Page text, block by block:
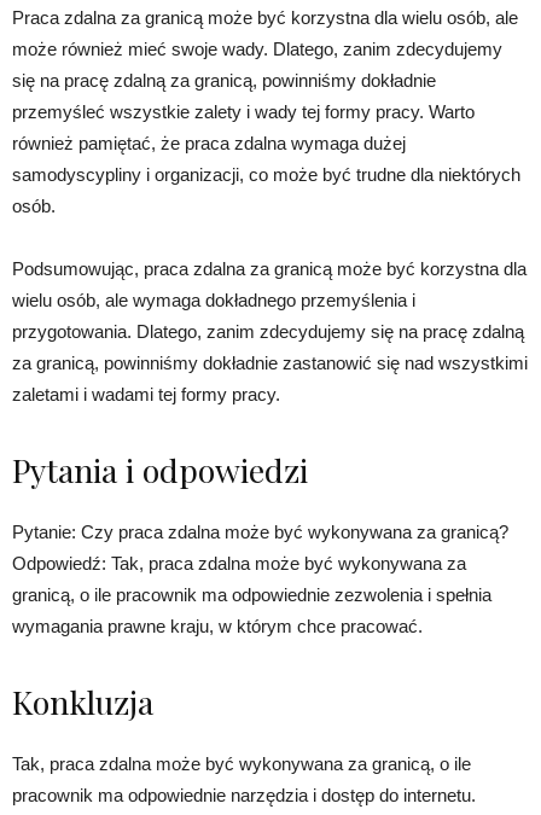
Praca zdalna za granicą może być korzystna dla wielu osób, ale
może również mieć swoje wady. Dlatego, zanim zdecydujemy
się na pracę zdalną za granicą, powinniśmy dokładnie
przemyśleć wszystkie zalety i wady tej formy pracy. Warto
również pamiętać, że praca zdalna wymaga dużej
samodyscypliny i organizacji, co może być trudne dla niektórych
osób.
Podsumowując, praca zdalna za granicą może być korzystna dla
wielu osób, ale wymaga dokładnego przemyślenia i
przygotowania. Dlatego, zanim zdecydujemy się na pracę zdalną
za granicą, powinniśmy dokładnie zastanowić się nad wszystkimi
zaletami i wadami tej formy pracy.
Pytania i odpowiedzi
Pytanie: Czy praca zdalna może być wykonywana za granicą?
Odpowiedź: Tak, praca zdalna może być wykonywana za
granicą, o ile pracownik ma odpowiednie zezwolenia i spełnia
wymagania prawne kraju, w którym chce pracować.
Konkluzja
Tak, praca zdalna może być wykonywana za granicą, o ile
pracownik ma odpowiednie narzędzia i dostęp do internetu.